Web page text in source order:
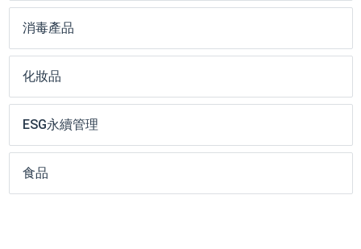
消毒產品
化妝品
ESG永續管理
食品